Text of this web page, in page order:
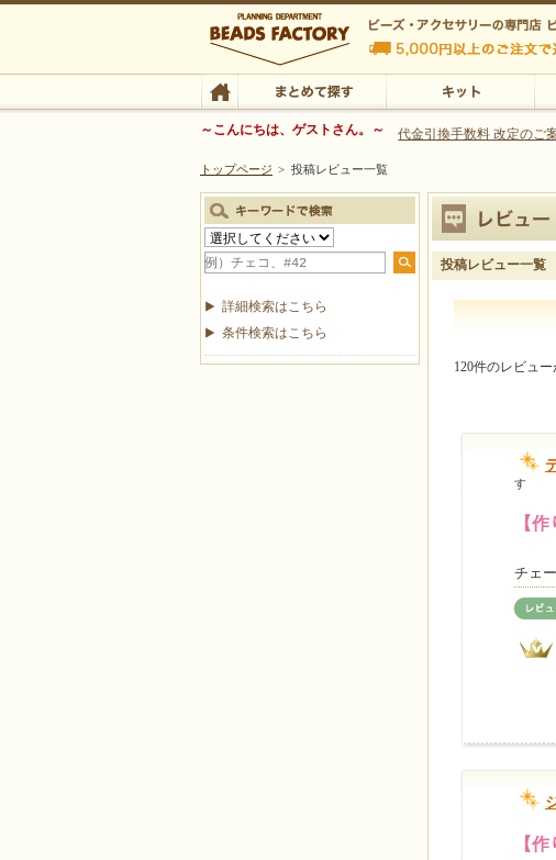
ビーズファクトリー ビーズ・パーツ・金具など・アクセサ
ビーズ・アクセサリーの専門
ビーズ・アクセサリーの専門店 ビーズファクトリー 5,000
TOP まとめて探す
～こんにちは、ゲストさん。～ 代金引換手数料 改定のご
トップページ > 投稿レビュー一覧
投稿レビュー一覧
120件のレビュー
す
【
チェ
【
詳細検索はこちら
条件検索はこちら